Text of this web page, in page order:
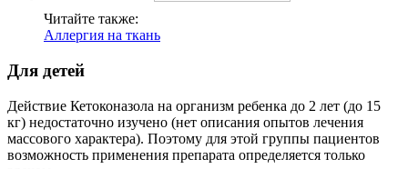
Читайте также:
Аллергия на ткань
Для детей
Действие Кетоконазола на организм ребенка до 2 лет (до 15
кг) недостаточно изучено (нет описания опытов лечения
массового характера). Поэтому для этой группы пациентов
возможность применения препарата определяется только